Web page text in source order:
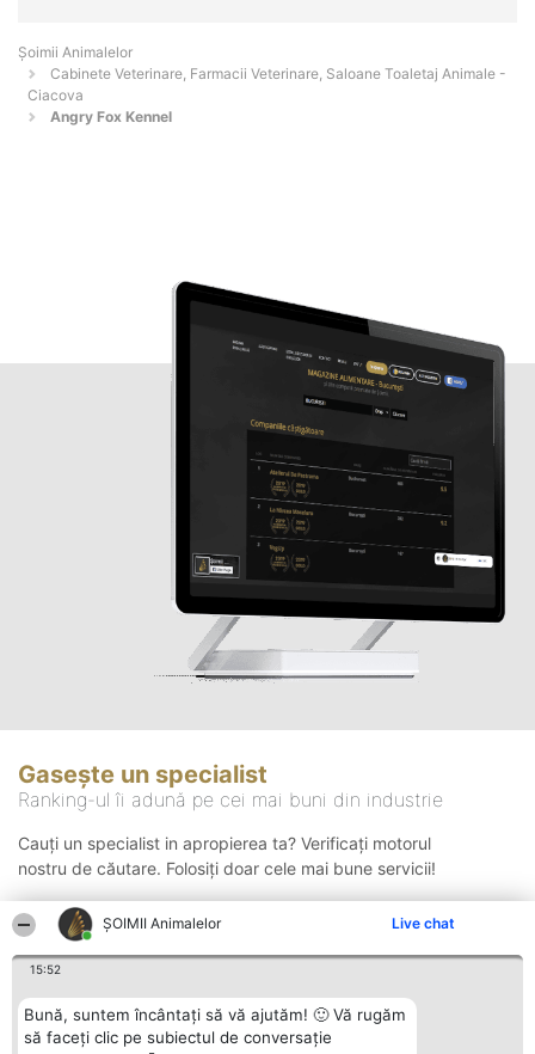
ŞOIMII Animalelor Live chat
15:52
Bună, suntem încântați să vă ajutăm! 🙂 Vă rugăm
să faceți clic pe subiectul de conversație
Şoimii Animalelor
Cabinete Veterinare, Farmacii Veterinare, Saloane Toaletaj Animale -
Ciacova
Angry Fox Kennel
Gasește un specialist
Ranking-ul îi adună pe cei mai buni din industrie
Cauți un specialist in apropierea ta? Verificați motorul
nostru de căutare. Folosiți doar cele mai bune servicii!